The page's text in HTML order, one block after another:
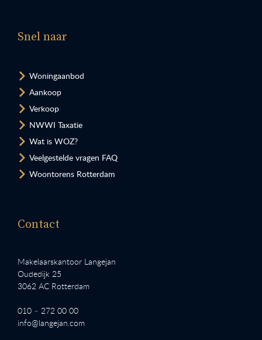
Snel naar
Woningaanbod
Aankoop
Verkoop
NWWI Taxatie
Wat is WOZ?
Veelgestelde vragen FAQ
Woontorens Rotterdam
Contact
Makelaarskantoor Langejan
Oudedijk 25
3062 AC Rotterdam
010 – 272 00 00
info@langejan.com